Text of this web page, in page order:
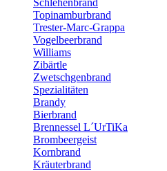
Schlehenbrand
Topinamburbrand
Trester-Marc-Grappa
Vogelbeerbrand
Williams
Zibärtle
Zwetschgenbrand
Spezialitäten
Brandy
Bierbrand
Brennessel L´UrTiKa
Brombeergeist
Kornbrand
Kräuterbrand